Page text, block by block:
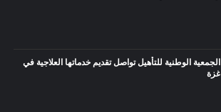
الجمعية الوطنية للتأهيل تواصل تقديم خدماتها العلاجية في
غزة